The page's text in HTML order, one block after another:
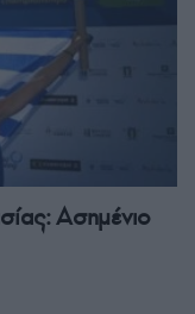
Ασημένιο